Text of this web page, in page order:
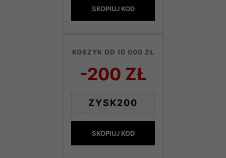
SKOPIUJ KOD
KOSZYK OD 10 000 ZŁ
-200 ZŁ
ZYSK200
SKOPIUJ KOD